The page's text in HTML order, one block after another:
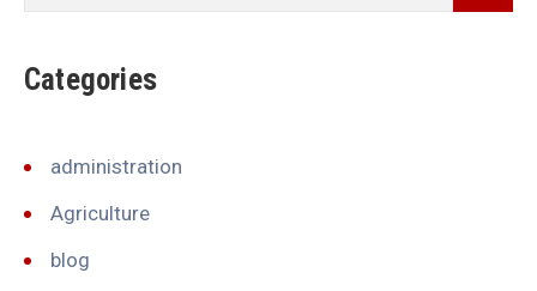
Categories
administration
Agriculture
blog